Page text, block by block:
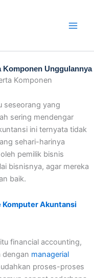
Komponen Unggulannya
seseorang yang
sering mendengar
ini ternyata tidak
sehari-harinya
pemilik bisnis
bisnisnya, agar mereka
baik.
Komputer Akuntansi
financial accounting,
dengan managerial
proses-proses